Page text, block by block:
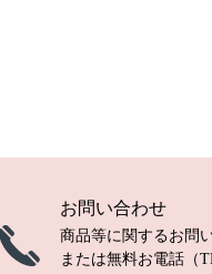
お問い合わせ
商品等に関するお問
または無料お電話（